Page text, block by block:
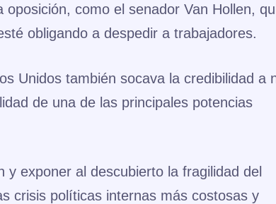
como el senador Van Hollen,
obligando a despedir a trabajadores.
Unidos también socava la credibilidad a
de una de las principales potencias
exponer al descubierto la fragilidad del
crisis políticas internas más costosas y